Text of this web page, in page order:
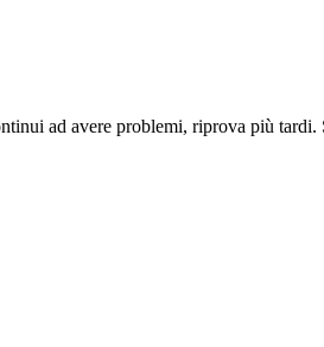
ad avere problemi, riprova più